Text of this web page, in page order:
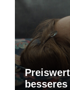
besseres